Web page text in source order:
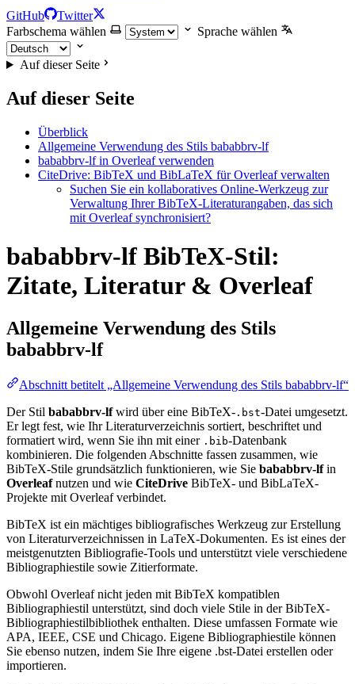
GitHub
Twitter
Farbschema wählen
Sprache wählen
Auf dieser Seite
Auf dieser Seite
Überblick
Allgemeine Verwendung des Stils bababbrv-lf
bababbrv-lf in Overleaf verwenden
CiteDrive: BibTeX und BibLaTeX für Overleaf verwalten
Suchen Sie ein kollaboratives Online-Werkzeug zur
Verwaltung Ihrer BibTeX-Literaturangaben, das sich
mit Overleaf synchronisiert?
bababbrv-lf BibTeX-Stil:
Zitate, Literatur & Overleaf
Allgemeine Verwendung des Stils
bababbrv-lf
Abschnitt betitelt „Allgemeine Verwendung des Stils bababbrv-lf“
Der Stil bababbrv-lfwird über eine BibTeX- .bst-Datei umgesetzt.
Er legt fest, wie Ihr Literaturverzeichnis sortiert, beschriftet und
formatiert wird, wenn Sie ihn mit einer .bib-Datenbank
kombinieren. Die folgenden Abschnitte fassen zusammen, wie
BibTeX-Stile grundsätzlich funktionieren, wie Sie bababbrv-lfin
Overleafnutzen und wie CiteDrive BibTeX- und BibLaTeX-
Projekte mit Overleaf verbindet.
BibTeX ist ein mächtiges bibliografisches Werkzeug zur Erstellung
von Literaturverzeichnissen in LaTeX-Dokumenten. Es ist eines der
meistgenutzten Bibliografie-Tools und unterstützt viele verschiedene
Bibliographiestile sowie Zitierformate.
Obwohl Overleaf nicht jeden mit BibTeX kompatiblen
Bibliographiestil unterstützt, sind doch viele Stile in der BibTeX-
Bibliographiestilbibliothek enthalten. Diese umfassen Formate wie
APA, IEEE, CSE und Chicago. Eigene Bibliographiestile können
Sie ebenso nutzen, indem Sie Ihre eigene .bst-Datei erstellen oder
importieren.